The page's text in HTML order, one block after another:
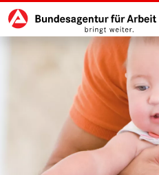
zu den Hauptinhalten springen
Hauptnavigation